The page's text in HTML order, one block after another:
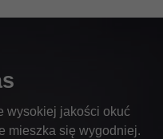
wysokiej jakości okuć
mieszka się wygodniej.